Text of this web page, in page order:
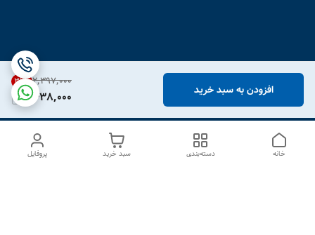
۲٬۳۹۷٬۰۰۰ 31%
1,638,000 افزودن به سبد خرید
پروفایل سبد خرید دسته‌بندی خانه